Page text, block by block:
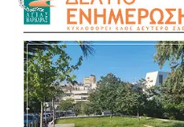
Το ζώο μεταφέρθηκε στις
όπου νοσηλεύεται και
φροντίδα. Οι κτηνίατροι
και καταβάλλουν κάθε
τους πόνους του.